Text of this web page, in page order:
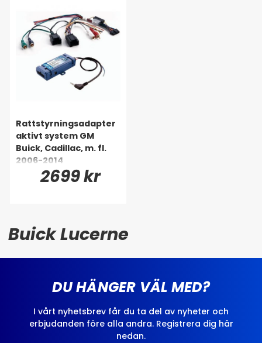
Rattstyrningsadapter
aktivt system GM
Buick, Cadillac, m. fl.
2006-2014
2699 kr
Buick Lucerne
DU HÄNGER VÄL MED?
I vårt nyhetsbrev får du ta del av nyheter och
erbjudanden före alla andra. Registrera dig här
nedan.